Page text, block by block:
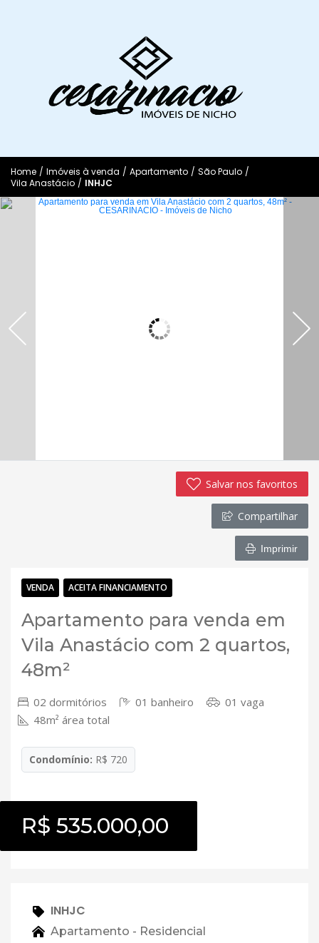
Home / Imóveis à venda / Apartamento / São Paulo /
Vila Anastácio / INHJC
Salvar nos favoritos
Compartilhar
Imprimir
VENDA ACEITA FINANCIAMENTO
Apartamento para venda em
Vila Anastácio com 2 quartos,
48m²
02 dormitórios 01 banheiro
01 vaga
48m² área total
Condomínio: R$ 720
R$ 535.000,00
INHJC
Apartamento - Residencial